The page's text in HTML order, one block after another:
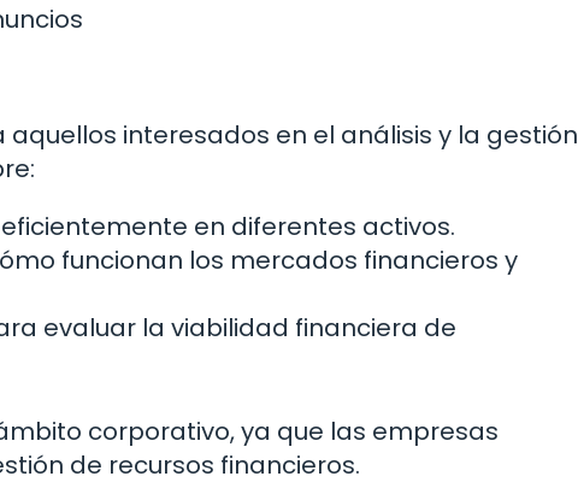
interesados en el análisis y la gestión
en diferentes activos.
funcionan los mercados financieros y
evaluar la viabilidad financiera de
corporativo, ya que las empresas
de recursos financieros.